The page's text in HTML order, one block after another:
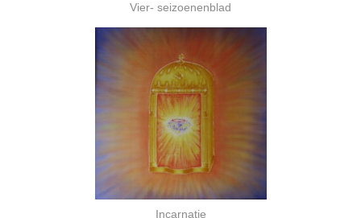
Vier- seizoenenblad
Incarnatie